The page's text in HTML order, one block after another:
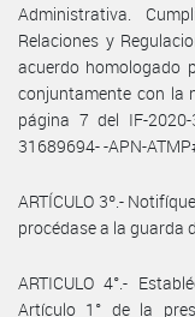
Administrativa.
Relaciones y
acuerdo homologado
conjuntamente con la
página 7 del IF-2020-
31689694- -APN-
ARTÍCULO 3º.-
procédase a la guarda
ARTICULO 4°.-
Artículo 1° de la